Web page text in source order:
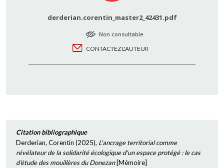
derderian.corentin_master2_42431.pdf
Non consultable
CONTACTEZ L'AUTEUR
Citation bibliographique
Derderian, Corentin (2025), L'ancrage territorial comme
révélateur de la solidarité écologique d'un espace protégé : le cas
d'étude des mouillères du Donezan[Mémoire]